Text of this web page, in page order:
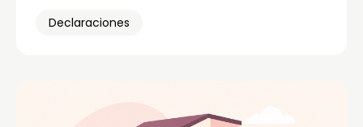
Declaraciones